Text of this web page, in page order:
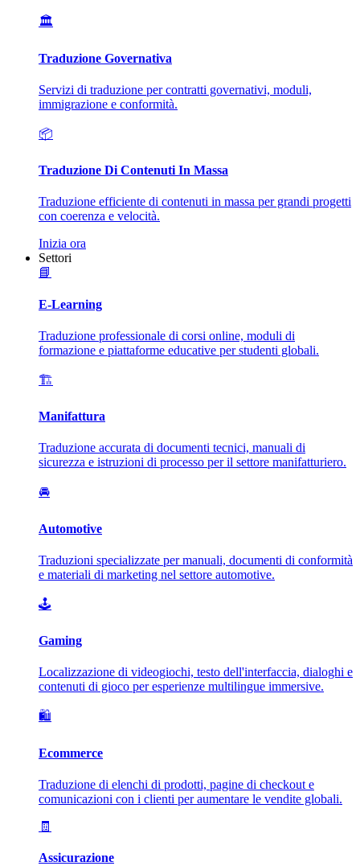
🏛️
Traduzione Governativa
Servizi di traduzione per contratti governativi, moduli,
immigrazione e conformità.
📦
Traduzione Di Contenuti In Massa
Traduzione efficiente di contenuti in massa per grandi progetti
con coerenza e velocità.
Inizia ora
Settori
📘
E-Learning
Traduzione professionale di corsi online, moduli di
formazione e piattaforme educative per studenti globali.
🏗️
Manifattura
Traduzione accurata di documenti tecnici, manuali di
sicurezza e istruzioni di processo per il settore manifatturiero.
🚘
Automotive
Traduzioni specializzate per manuali, documenti di conformità
e materiali di marketing nel settore automotive.
🕹️
Gaming
Localizzazione di videogiochi, testo dell'interfaccia, dialoghi e
contenuti di gioco per esperienze multilingue immersive.
🛍️
Ecommerce
Traduzione di elenchi di prodotti, pagine di checkout e
comunicazioni con i clienti per aumentare le vendite globali.
🧾
Assicurazione